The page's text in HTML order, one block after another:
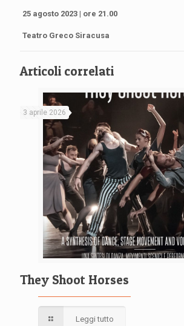
25 agosto 2023 | ore 21.00
Teatro Greco Siracusa
Articoli correlati
3 aprile 2026
They Shoot Horses
Leggi tutto